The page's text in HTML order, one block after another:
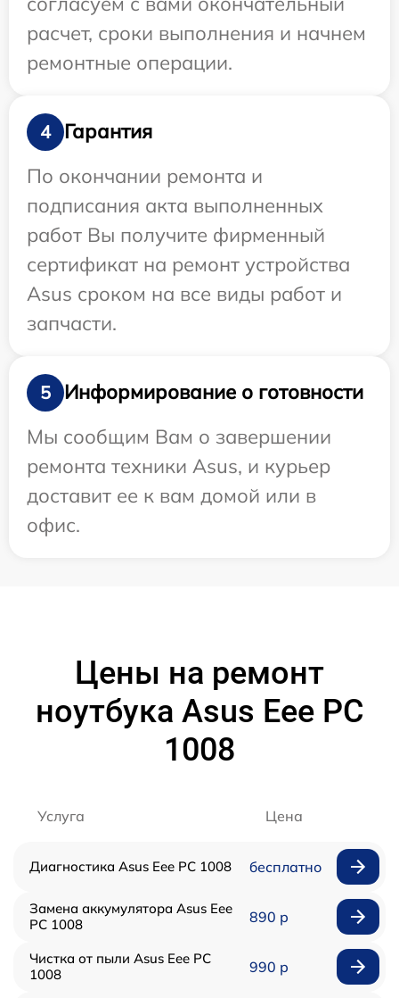
расчет, сроки выполнения и начнем
ремонтные операции.
4
Гарантия
По окончании ремонта и
подписания акта выполненных
работ Вы получите фирменный
сертификат на ремонт устройства
Asus сроком на все виды работ и
запчасти.
5
Информирование о готовности
Мы сообщим Вам о завершении
ремонта техники Asus, и курьер
доставит ее к вам домой или в
офис.
Цены на ремонт
ноутбука Asus Eee PC
1008
Услуга Цена
Диагностика Asus Eee PC 1008 бесплатно
Замена аккумулятора Asus Eee
PC 1008
890 р
Чистка от пыли Asus Eee PC
1008
990 р